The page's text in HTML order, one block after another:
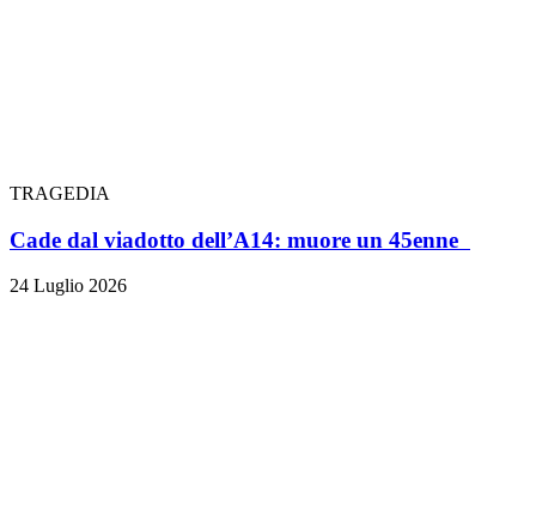
TRAGEDIA
Cade dal viadotto dell’A14: muore un 45enne
24 Luglio 2026